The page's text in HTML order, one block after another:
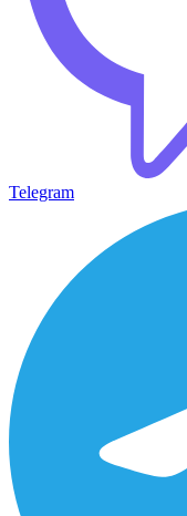
Telegram